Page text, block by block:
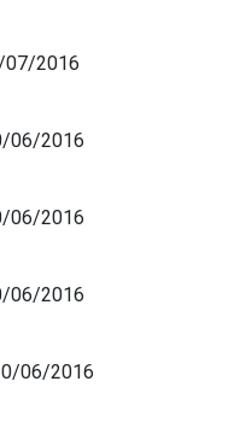
07/2016
06/2016
06/2016
06/2016
06/2016